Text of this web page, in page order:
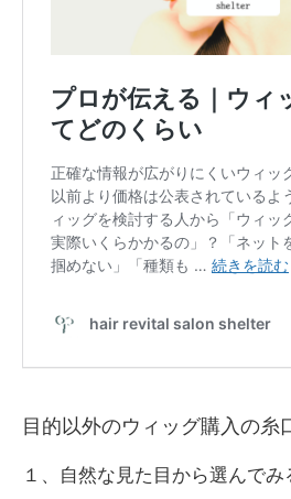
目的以外のウィッグ購入の糸
１、自然な見た目から選んでみ